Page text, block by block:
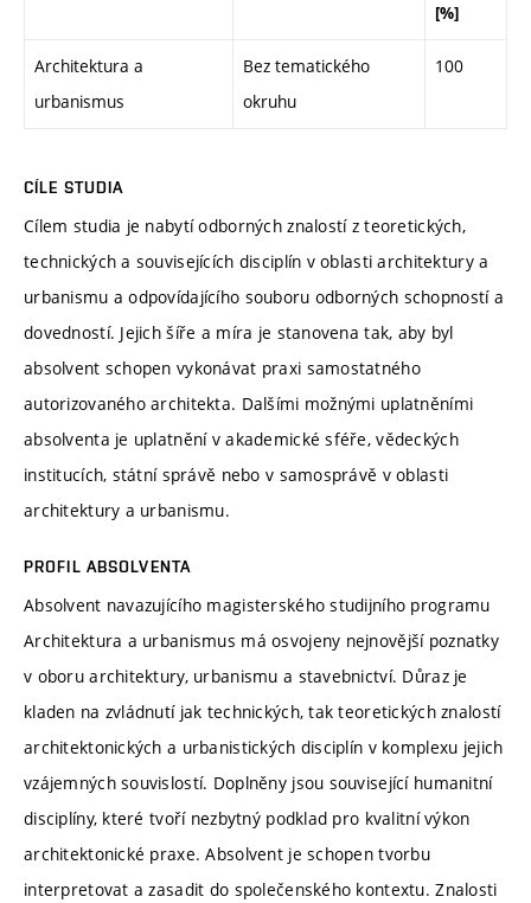
[%]
Architektura a
urbanismus
Bez tematického
okruhu
100
CÍLE STUDIA
Cílem studia je nabytí odborných znalostí z teoretických,
technických a souvisejících disciplín v oblasti architektury a
urbanismu a odpovídajícího souboru odborných schopností a
dovedností. Jejich šíře a míra je stanovena tak, aby byl
absolvent schopen vykonávat praxi samostatného
autorizovaného architekta. Dalšími možnými uplatněními
absolventa je uplatnění v akademické sféře, vědeckých
institucích, státní správě nebo v samosprávě v oblasti
architektury a urbanismu.
PROFIL ABSOLVENTA
Absolvent navazujícího magisterského studijního programu
Architektura a urbanismus má osvojeny nejnovější poznatky
v oboru architektury, urbanismu a stavebnictví. Důraz je
kladen na zvládnutí jak technických, tak teoretických znalostí
architektonických a urbanistických disciplín v komplexu jejich
vzájemných souvislostí. Doplněny jsou související humanitní
disciplíny, které tvoří nezbytný podklad pro kvalitní výkon
architektonické praxe. Absolvent je schopen tvorbu
interpretovat a zasadit do společenského kontextu. Znalosti